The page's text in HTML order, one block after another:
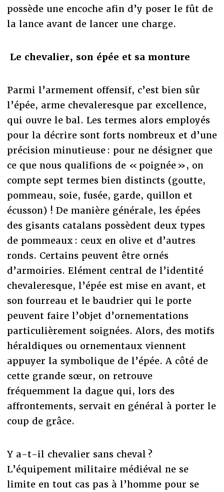
possède une encoche afin d’y poser le fût de
la lance avant de lancer une charge.
Le chevalier, son épée et sa monture
Parmi l’armement offensif, c’est bien sûr
l’épée, arme chevaleresque par excellence,
qui ouvre le bal. Les termes alors employés
pour la décrire sont forts nombreux et d’une
précision minutieuse : pour ne désigner que
ce que nous qualifions de « poignée », on
compte sept termes bien distincts (goutte,
pommeau, soie, fusée, garde, quillon et
écusson) ! De manière générale, les épées
des gisants catalans possèdent deux types
de pommeaux : ceux en olive et d’autres
ronds. Certains peuvent être ornés
d’armoiries. Elément central de l’identité
chevaleresque, l’épée est mise en avant, et
son fourreau et le baudrier qui le porte
peuvent faire l’objet d’ornementations
particulièrement soignées. Alors, des motifs
héraldiques ou ornementaux viennent
appuyer la symbolique de l’épée. A côté de
cette grande sœur, on retrouve
fréquemment la dague qui, lors des
affrontements, servait en général à porter le
coup de grâce.
Y a-t-il chevalier sans cheval ?
L’équipement militaire médiéval ne se
limite en tout cas pas à l’homme pour se